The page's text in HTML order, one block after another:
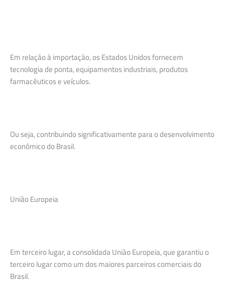
Em relação à importação, os Estados Unidos fornecem
tecnologia de ponta, equipamentos industriais, produtos
farmacêuticos e veículos.
Ou seja, contribuindo significativamente para o desenvolvimento
econômico do Brasil.
União Europeia
Em terceiro lugar, a consolidada União Europeia, que garantiu o
terceiro lugar como um dos maiores parceiros comerciais do
Brasil.